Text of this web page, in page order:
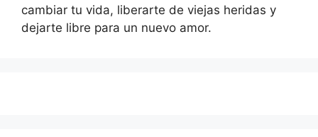
cambiar tu vida, liberarte de viejas heridas y
dejarte libre para un nuevo amor.